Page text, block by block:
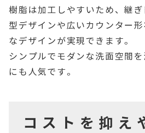
樹脂は加工しやすいため、継
型デザインや広いカウンター
なデザインが実現できます。
シンプルでモダンな洗面空間
にも人気です。
コストを抑え